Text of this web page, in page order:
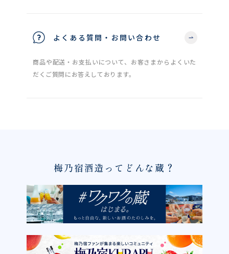
よくある質問・お問い合わせ
商品や配送・お支払いについて、お客さまからよくいた
だくご質問にお答えしております。
梅乃宿酒造ってどんな蔵？